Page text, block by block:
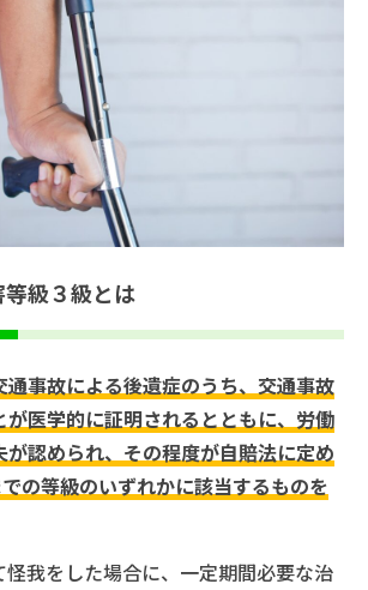
等級３級とは
通事故による後遺症のうち、交通事故
が医学的に証明されるとともに、労働
認められ、その程度が自賠法に定め
の等級のいずれかに該当するものを
我をした場合に、一定期間必要な治